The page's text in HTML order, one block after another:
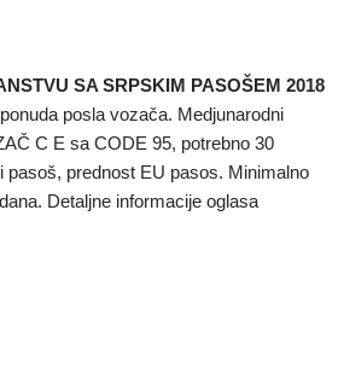
SA SRPSKIM PASOŠEM 2018
posla vozača. Medjunarodni
C E sa CODE 95, potrebno 30
prednost EU pasos. Minimalno
Detaljne informacije oglasa